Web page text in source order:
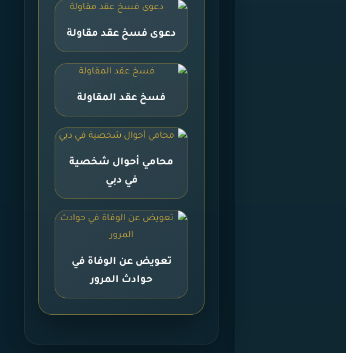
دعوى فسخ عقد مقاولة
فسخ عقد المقاولة
محامي أحوال شخصية
في دبي
تعويض عن الوفاة في
حوادث المرور